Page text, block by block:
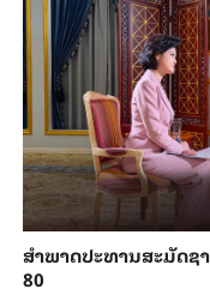
ສຳ​ພາດ​ປະ​ທານສະ​ມັດ​ຊ
80